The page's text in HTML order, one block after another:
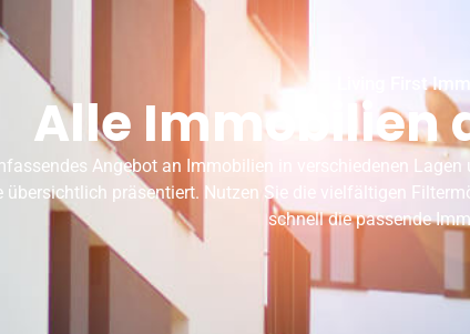
Living First
Alle Immobilien
Angebot an Immobilien in verschiedenen
übersichtlich präsentiert. Nutzen Sie die vielfältigen
schnell die passende